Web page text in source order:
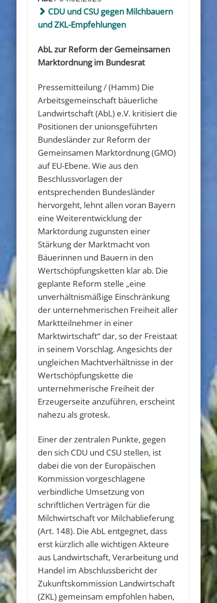
CDU und CSU gegen Milchbauern
und ZKL-Empfehlungen
AbL zur Reform der Gemeinsamen
Marktordnung im Bundesrat
Pressemitteilung / (Hamm) Die
Arbeitsgemeinschaft bäuerliche
Landwirtschaft (AbL) e.V. kritisiert die
Positionen der unionsgeführten
Bundesländer zur Reform der
Gemeinsamen Marktordnung (GMO)
auf EU-Ebene. Wie aus den
Beschlussvorlagen der
entsprechenden Bundesländer
hervorgeht, lehnt allen voran Bayern
eine Weiterentwicklung der
Marktordung zugunsten einer
Stärkung der Marktmacht von
Bäuerinnen und Bauern in den
Wertschöpfungsketten klar ab. Die
geplante Reform stelle „eine
unverhältnismäßige Einschränkung
der unternehmerischen Freiheit aller
Marktteilnehmer in einer
Marktwirtschaft“ dar, so der Freistaat
in seinem Vorschlag. Angesichts der
ungleichen Machtverhältnisse in der
Wertschöpfungskette die
unternehmerische Freiheit der
Erzeugerseite anzuführen, erscheint
nahezu als grotesk.
Einer der zentralen Punkte, gegen
den sich CDU und CSU stellen, ist
dabei die von der Europäischen
Kommission vorgeschlagene
verbindliche Umsetzung von
schriftlichen Verträgen für die
Milchwirtschaft vor Milchablieferung
(Art. 148). Die AbL entgegnet, dass
erst kürzlich alle wichtigen Akteure
aus Landwirtschaft, Verarbeitung und
Handel im Abschlussbericht der
Zukunftskommission Landwirtschaft
(ZKL) gemeinsam empfohlen haben,